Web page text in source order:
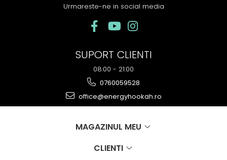
Urmareste-ne in social media
SUPORT CLIENTI
08:00 - 21:00
0760059528
office@energyhookah.ro
MAGAZINUL MEU
CLIENTI